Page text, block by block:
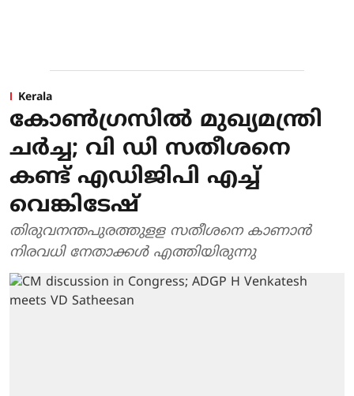
Kerala
കോണ്‍ഗ്രസില്‍ മുഖ്യമന്ത്രി
ചര്‍ച്ച; വി ഡി സതീശനെ
കണ്ട് എഡിജിപി എച്ച്
വെങ്കിടേഷ്
തിരുവനന്തപുരത്തുളള സതീശനെ കാണാന്‍
നിരവധി നേതാക്കള്‍ എത്തിയിരുന്നു